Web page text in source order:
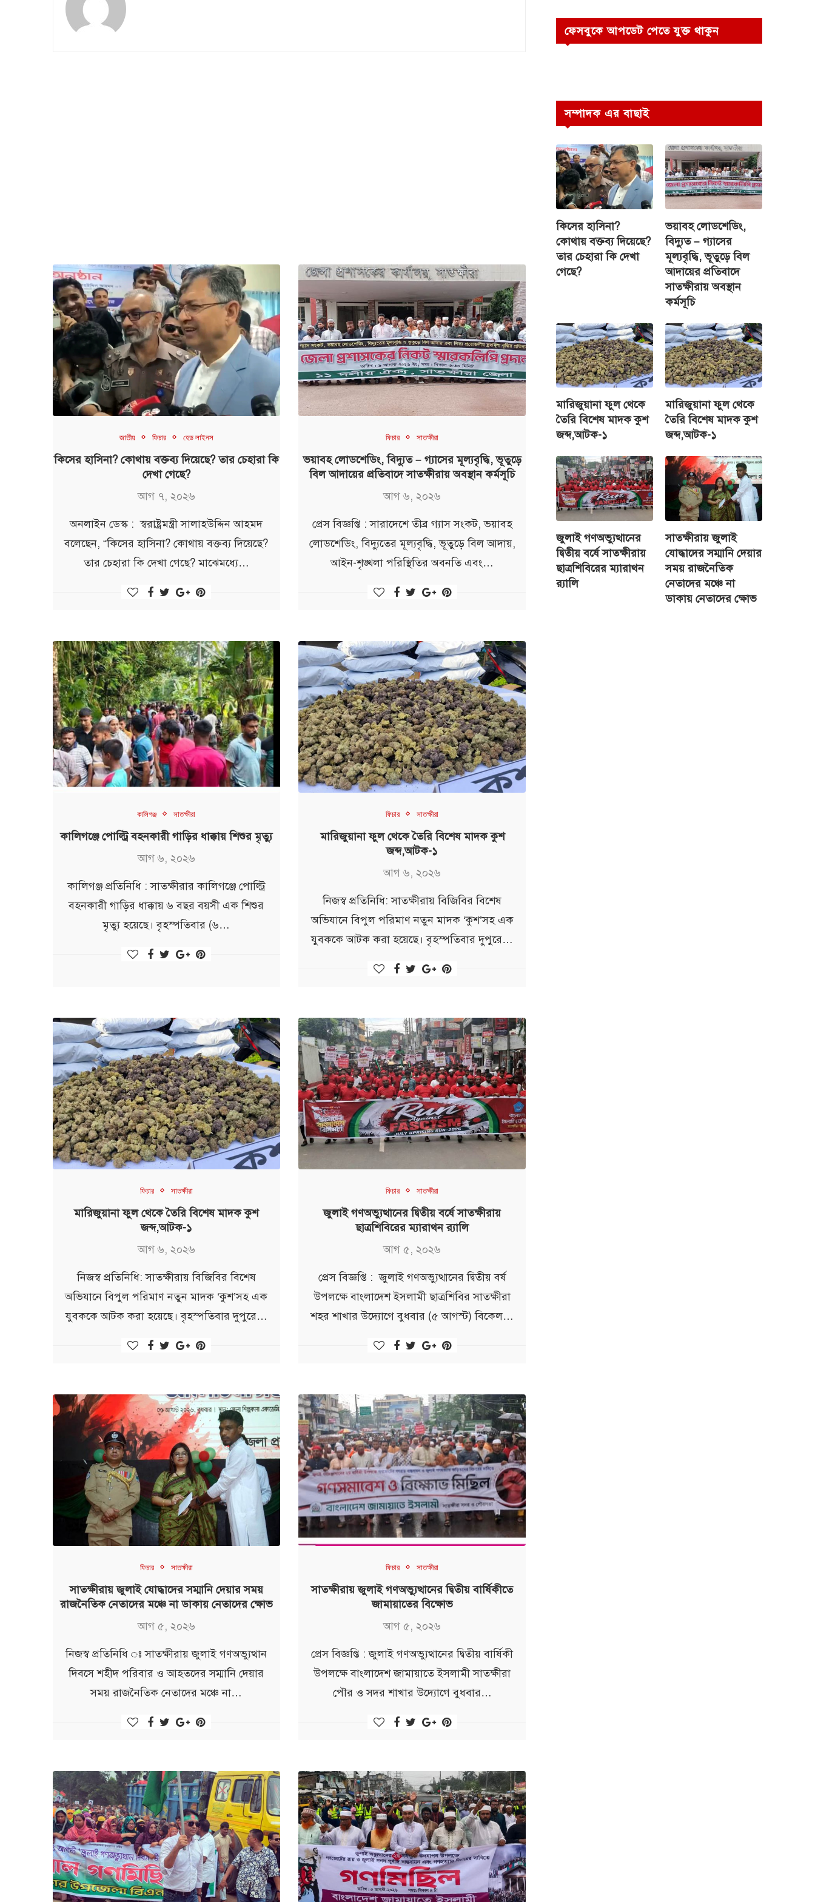
জাতীয় ফিচার হেড লাইনস
কিসের হাসিনা? কোথায় বক্তব্য দিয়েছে? তার চেহারা কি
দেখা গেছে?
আগ ৭, ২০২৬
অনলাইন ডেস্ক : স্বরাষ্ট্রমন্ত্রী সালাহউদ্দিন আহমদ
বলেছেন, “কিসের হাসিনা? কোথায় বক্তব্য দিয়েছে?
তার চেহারা কি দেখা গেছে? মাঝেমধ্যে…
ফিচার সাতক্ষীরা
ভয়াবহ লোডশেডিং, বিদ্যুত – গ্যাসের মূল্যবৃদ্ধি, ভূতুড়ে
বিল আদায়ের প্রতিবাদে সাতক্ষীরায় অবস্থান কর্মসূচি
আগ ৬, ২০২৬
প্রেস বিজ্ঞপ্তি : সারাদেশে তীব্র গ্যাস সংকট, ভয়াবহ
লোডশেডিং, বিদ্যুতের মূল্যবৃদ্ধি, ভূতুড়ে বিল আদায়,
আইন-শৃঙ্খলা পরিস্থিতির অবনতি এবং…
কালিগঞ্জ সাতক্ষীরা
কালিগঞ্জে পোল্ট্রি বহনকারী গাড়ির ধাক্কায় শিশুর মৃত্যু
আগ ৬, ২০২৬
কালিগঞ্জ প্রতিনিধি : সাতক্ষীরার কালিগঞ্জে পোল্ট্রি
বহনকারী গাড়ির ধাক্কায় ৬ বছর বয়সী এক শিশুর
মৃত্যু হয়েছে। বৃহস্পতিবার (৬…
ফিচার সাতক্ষীরা
মারিজুয়ানা ফুল থেকে তৈরি বিশেষ মাদক কুশ
জব্দ,আটক-১
আগ ৬, ২০২৬
নিজস্ব প্রতিনিধি: সাতক্ষীরায় বিজিবির বিশেষ
অভিযানে বিপুল পরিমাণ নতুন মাদক ‘কুশ’সহ এক
যুবককে আটক করা হয়েছে। বৃহস্পতিবার দুপুরে…
ফিচার সাতক্ষীরা
মারিজুয়ানা ফুল থেকে তৈরি বিশেষ মাদক কুশ
জব্দ,আটক-১
আগ ৬, ২০২৬
নিজস্ব প্রতিনিধি: সাতক্ষীরায় বিজিবির বিশেষ
অভিযানে বিপুল পরিমাণ নতুন মাদক ‘কুশ’সহ এক
যুবককে আটক করা হয়েছে। বৃহস্পতিবার দুপুরে…
ফিচার সাতক্ষীরা
জুলাই গণঅভ্যুত্থানের দ্বিতীয় বর্ষে সাতক্ষীরায়
ছাত্রশিবিরের ম্যারাথন র‌্যালি
আগ ৫, ২০২৬
প্রেস বিজ্ঞপ্তি : জুলাই গণঅভ্যুত্থানের দ্বিতীয় বর্ষ
উপলক্ষে বাংলাদেশ ইসলামী ছাত্রশিবির সাতক্ষীরা
শহর শাখার উদ্যোগে বুধবার (৫ আগস্ট) বিকেল…
ফিচার সাতক্ষীরা
সাতক্ষীরায় জুলাই যোদ্ধাদের সম্মানি দেয়ার সময়
রাজনৈতিক নেতাদের মঞ্চে না ডাকায় নেতাদের ক্ষোভ
আগ ৫, ২০২৬
নিজস্ব প্রতিনিধি ঃ সাতক্ষীরায় জুলাই গণঅভ্যুত্থান
দিবসে শহীদ পরিবার ও আহতদের সম্মানি দেয়ার
সময় রাজনৈতিক নেতাদের মঞ্চে না…
ফিচার সাতক্ষীরা
সাতক্ষীরায় জুলাই গণঅভ্যুত্থানের দ্বিতীয় বার্ষিকীতে
জামায়াতের বিক্ষোভ
আগ ৫, ২০২৬
প্রেস বিজ্ঞপ্তি : জুলাই গণঅভ্যুত্থানের দ্বিতীয় বার্ষিকী
উপলক্ষে বাংলাদেশ জামায়াতে ইসলামী সাতক্ষীরা
পৌর ও সদর শাখার উদ্যোগে বুধবার…
ফেসবুকে আপডেট পেতে যুক্ত থাকুন
সম্পাদক এর বাছাই
কিসের হাসিনা?
কোথায় বক্তব্য দিয়েছে?
তার চেহারা কি দেখা
গেছে?
ভয়াবহ লোডশেডিং,
বিদ্যুত – গ্যাসের
মূল্যবৃদ্ধি, ভূতুড়ে বিল
আদায়ের প্রতিবাদে
সাতক্ষীরায় অবস্থান
কর্মসূচি
মারিজুয়ানা ফুল থেকে
তৈরি বিশেষ মাদক কুশ
জব্দ,আটক-১
মারিজুয়ানা ফুল থেকে
তৈরি বিশেষ মাদক কুশ
জব্দ,আটক-১
জুলাই গণঅভ্যুত্থানের
দ্বিতীয় বর্ষে সাতক্ষীরায়
ছাত্রশিবিরের ম্যারাথন
র‌্যালি
সাতক্ষীরায় জুলাই
যোদ্ধাদের সম্মানি দেয়ার
সময় রাজনৈতিক
নেতাদের মঞ্চে না
ডাকায় নেতাদের ক্ষোভ